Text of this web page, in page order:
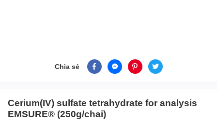
Chia sẻ
Cerium(IV) sulfate tetrahydrate for analysis
EMSURE® (250g/chai)